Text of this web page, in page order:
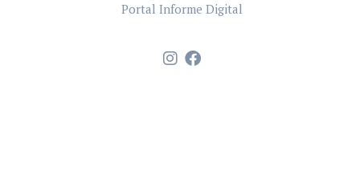
Portal Informe Digital